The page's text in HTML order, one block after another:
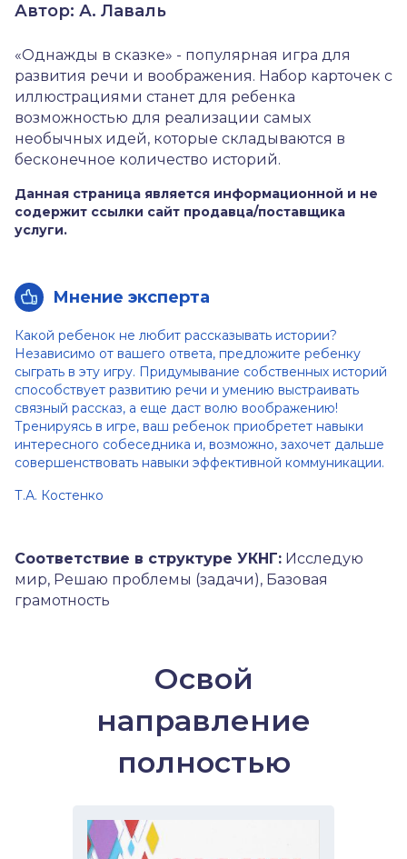
Автор: А. Лаваль
«Однажды в сказке» - популярная игра для
развития речи и воображения. Набор карточек с
иллюстрациями станет для ребенка
возможностью для реализации самых
необычных идей, которые складываются в
бесконечное количество историй.
Данная страница является информационной и не
содержит ссылки сайт продавца/поставщика
услуги.
Мнение эксперта
Какой ребенок не любит рассказывать истории?
Независимо от вашего ответа, предложите ребенку
сыграть в эту игру. Придумывание собственных историй
способствует развитию речи и умению выстраивать
связный рассказ, а еще даст волю воображению!
Тренируясь в игре, ваш ребенок приобретет навыки
интересного собеседника и, возможно, захочет дальше
совершенствовать навыки эффективной коммуникации.
Т.А. Костенко
Соответствие в структуре УКНГ: Исследую
мир, Решаю проблемы (задачи), Базовая
грамотность
Освой
направление
полностью